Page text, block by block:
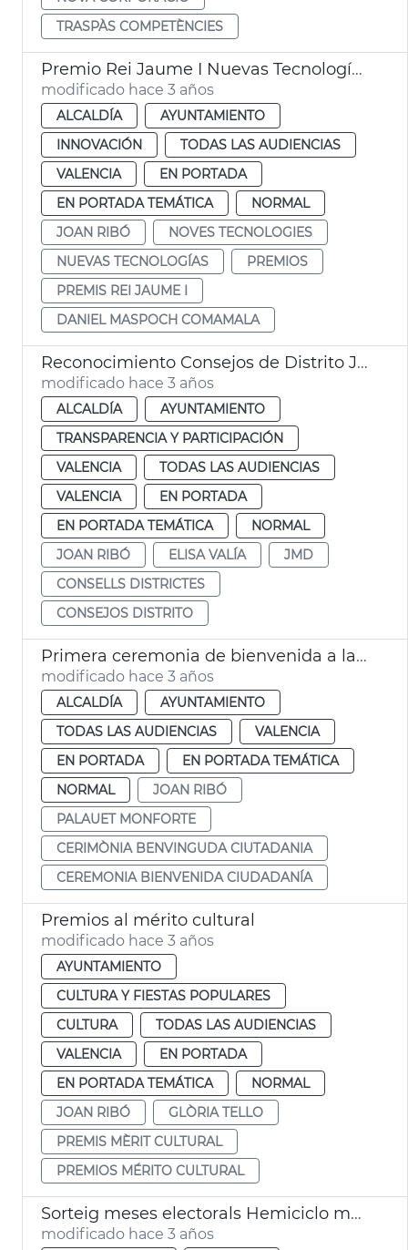
TRASPÀS COMPETÈNCIES
Premio Rei Jaume I Nuevas Tecnologías 2023
modificado hace 3 años
ALCALDÍA
AYUNTAMIENTO
INNOVACIÓN
TODAS LAS AUDIENCIAS
VALENCIA
EN PORTADA
EN PORTADA TEMÁTICA
NORMAL
JOAN RIBÓ
NOVES TECNOLOGIES
NUEVAS TECNOLOGÍAS
PREMIOS
PREMIS REI JAUME I
DANIEL MASPOCH COMAMALA
Reconocimiento Consejos de Distrito JMD
modificado hace 3 años
ALCALDÍA
AYUNTAMIENTO
TRANSPARENCIA Y PARTICIPACIÓN
VALENCIA
TODAS LAS AUDIENCIAS
VALENCIA
EN PORTADA
EN PORTADA TEMÁTICA
NORMAL
JOAN RIBÓ
ELISA VALÍA
JMD
CONSELLS DISTRICTES
CONSEJOS DISTRITO
Primera ceremonia de bienvenida a la ciudadanía
modificado hace 3 años
ALCALDÍA
AYUNTAMIENTO
TODAS LAS AUDIENCIAS
VALENCIA
EN PORTADA
EN PORTADA TEMÁTICA
NORMAL
JOAN RIBÓ
PALAUET MONFORTE
CERIMÒNIA BENVINGUDA CIUTADANIA
CEREMONIA BIENVENIDA CIUDADANÍA
Premios al mérito cultural
modificado hace 3 años
AYUNTAMIENTO
CULTURA Y FIESTAS POPULARES
CULTURA
TODAS LAS AUDIENCIAS
VALENCIA
EN PORTADA
EN PORTADA TEMÁTICA
NORMAL
JOAN RIBÓ
GLÒRIA TELLO
PREMIS MÈRIT CULTURAL
PREMIOS MÉRITO CULTURAL
Sorteig meses electorals Hemiciclo municipal
modificado hace 3 años